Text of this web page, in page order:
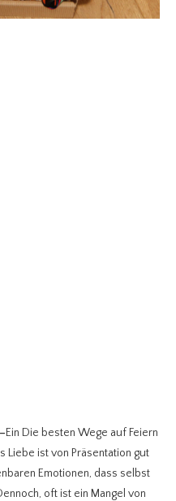
–Ein Die besten Wege auf Feiern
Liebe ist von Präsentation gut
Emotionen, dass selbst
oft ist ein Mangel von